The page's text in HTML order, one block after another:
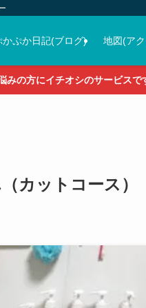
＆おやつ＆各種グッズの販売
かぷか日記(ブログ) 地図(ア
みの方にイチオシのサービスで
カットコース）